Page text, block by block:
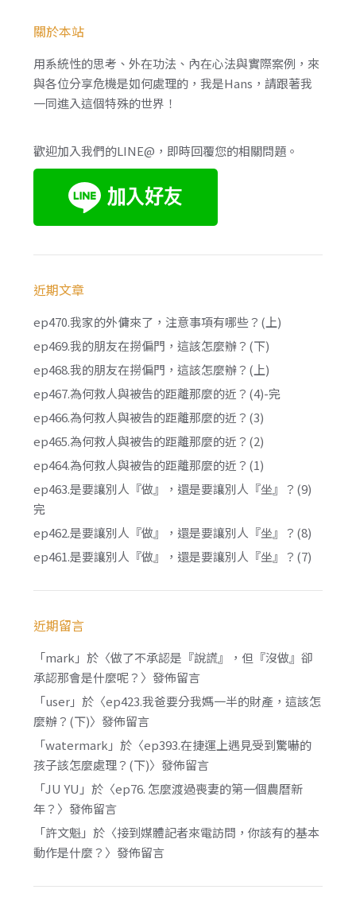
關於本站
用系統性的思考、外在功法、內在心法與實際案例，來
與各位分享危機是如何處理的，我是Hans，請跟著我
一同進入這個特殊的世界！
歡迎加入我們的LINE@，即時回覆您的相關問題。
近期文章
ep470.我家的外傭來了，注意事項有哪些？(上)
ep469.我的朋友在撈偏門，這該怎麼辦？(下)
ep468.我的朋友在撈偏門，這該怎麼辦？(上)
ep467.為何救人與被告的距離那麼的近？(4)-完
ep466.為何救人與被告的距離那麼的近？(3)
ep465.為何救人與被告的距離那麼的近？(2)
ep464.為何救人與被告的距離那麼的近？(1)
ep463.是要讓別人『做』，還是要讓別人『坐』？(9)
完
ep462.是要讓別人『做』，還是要讓別人『坐』？(8)
ep461.是要讓別人『做』，還是要讓別人『坐』？(7)
近期留言
「mark 」於〈做了不承認是『說謊』，但『沒做』卻
承認那會是什麼呢？ 〉發佈留言
「user」於〈ep423.我爸要分我媽一半的財產，這該怎
麼辦？(下)〉發佈留言
「watermark 」於〈ep393.在捷運上遇見受到驚嚇的
孩子該怎麼處理？(下)〉發佈留言
「JU YU 」於〈ep76. 怎麼渡過喪妻的第一個農曆新
年？ 〉發佈留言
「許文魁」於〈接到媒體記者來電訪問，你該有的基本
動作是什麼？ 〉發佈留言